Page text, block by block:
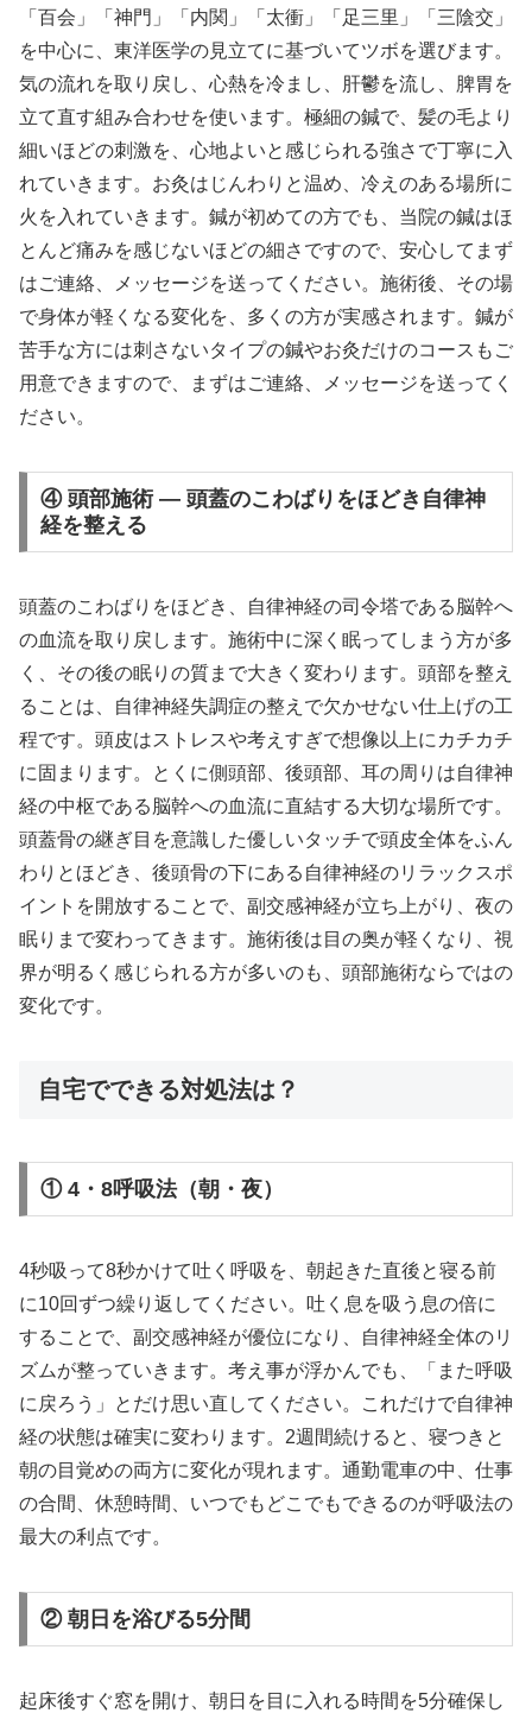
「百会」「神門」「内関」「太衝」「足三里」「三陰交」
を中心に、東洋医学の見立てに基づいてツボを選びます。
気の流れを取り戻し、心熱を冷まし、肝鬱を流し、脾胃を
立て直す組み合わせを使います。極細の鍼で、髪の毛より
細いほどの刺激を、心地よいと感じられる強さで丁寧に入
れていきます。お灸はじんわりと温め、冷えのある場所に
火を入れていきます。鍼が初めての方でも、当院の鍼はほ
とんど痛みを感じないほどの細さですので、安心してまず
はご連絡、メッセージを送ってください。施術後、その場
で身体が軽くなる変化を、多くの方が実感されます。鍼が
苦手な方には刺さないタイプの鍼やお灸だけのコースもご
用意できますので、まずはご連絡、メッセージを送ってく
ださい。
④ 頭部施術 — 頭蓋のこわばりをほどき自律神
経を整える
頭蓋のこわばりをほどき、自律神経の司令塔である脳幹へ
の血流を取り戻します。施術中に深く眠ってしまう方が多
く、その後の眠りの質まで大きく変わります。頭部を整え
ることは、自律神経失調症の整えで欠かせない仕上げの工
程です。頭皮はストレスや考えすぎで想像以上にカチカチ
に固まります。とくに側頭部、後頭部、耳の周りは自律神
経の中枢である脳幹への血流に直結する大切な場所です。
頭蓋骨の継ぎ目を意識した優しいタッチで頭皮全体をふん
わりとほどき、後頭骨の下にある自律神経のリラックスポ
イントを開放することで、副交感神経が立ち上がり、夜の
眠りまで変わってきます。施術後は目の奥が軽くなり、視
界が明るく感じられる方が多いのも、頭部施術ならではの
変化です。
自宅でできる対処法は？
① 4・8呼吸法（朝・夜）
4秒吸って8秒かけて吐く呼吸を、朝起きた直後と寝る前
に10回ずつ繰り返してください。吐く息を吸う息の倍に
することで、副交感神経が優位になり、自律神経全体のリ
ズムが整っていきます。考え事が浮かんでも、「また呼吸
に戻ろう」とだけ思い直してください。これだけで自律神
経の状態は確実に変わります。2週間続けると、寝つきと
朝の目覚めの両方に変化が現れます。通勤電車の中、仕事
の合間、休憩時間、いつでもどこでもできるのが呼吸法の
最大の利点です。
② 朝日を浴びる5分間
起床後すぐ窓を開け、朝日を目に入れる時間を5分確保し